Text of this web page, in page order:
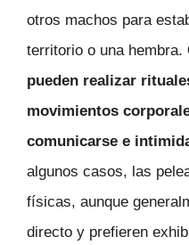
otros machos para
territorio o una hembra.
pueden realizar
movimientos
comunicarse e
algunos casos, las
físicas, aunque
directo y prefieren